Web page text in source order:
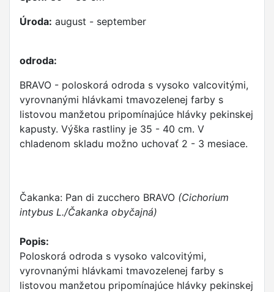
Úroda: august - september
odroda:
BRAVO - poloskorá odroda s vysoko valcovitými,
vyrovnanými hlávkami tmavozelenej farby s
listovou manžetou pripomínajúce hlávky pekinskej
kapusty. Výška rastliny je 35 - 40 cm. V
chladenom skladu možno uchovať 2 - 3 mesiace.
Čakanka: Pan di zucchero BRAVO (Cichorium
intybus L./Čakanka obyčajná)
Popis:
Poloskorá odroda s vysoko valcovitými,
vyrovnanými hlávkami tmavozelenej farby s
listovou manžetou pripomínajúce hlávky pekinskej